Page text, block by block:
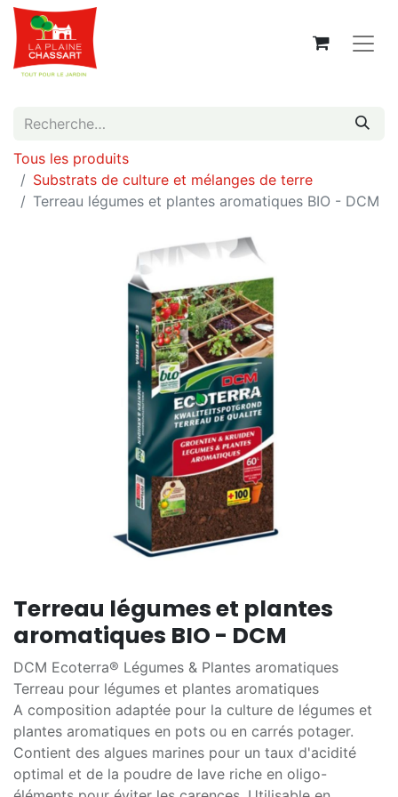
Tous les produits
Substrats de culture et mélanges de terre
Terreau légumes et plantes aromatiques BIO - DCM
Terreau légumes et plantes
aromatiques BIO - DCM
DCM Ecoterra® Légumes & Plantes aromatiques
Terreau pour légumes et plantes aromatiques
A composition adaptée pour la culture de légumes et
plantes aromatiques en pots ou en carrés potager.
Contient des algues marines pour un taux d'acidité
optimal et de la poudre de lave riche en oligo-